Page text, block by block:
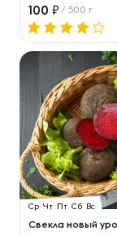
100 / 500 г
Ср Чт Пт Сб Вс
Свекла новый